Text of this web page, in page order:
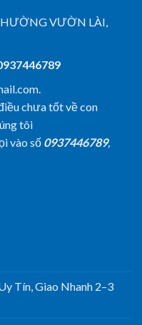
VƯỜN LÀI,
chưa tốt về con
tôi
vào số 0937446789,
Tín, Giao Nhanh 2–3